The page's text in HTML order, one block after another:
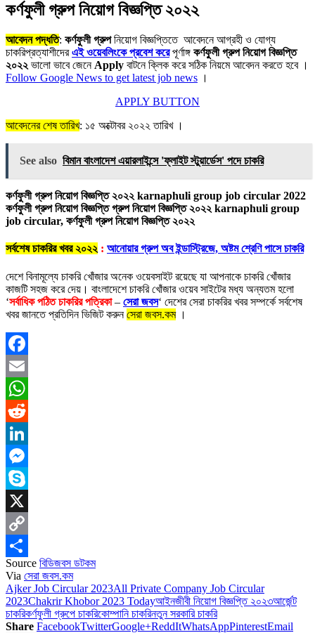
কর্ণফুলী গ্রুপ নিয়োগ বিজ্ঞপ্তি ২০২২
আবেদন পদ্ধতি: কর্ণফুলী গ্রুপনিয়োগ বিজ্ঞপ্তিতে আবেদনে আগ্রহী ও যোগ্য
চাকরিপ্রত্যাশীদেরএই ওয়েবলিংকে প্রবেশ করেপূর্ণাঙ্গ কর্ণফুলী গ্রুপনিয়োগ বিজ্ঞপ্তি
২০২২ ভালো ভাবে জেনে Apply বাটনে ক্লিক করে সঠিক নিয়মে আবেদন করতে হবে ।
Follow Google News to get latest job news ।
APPLY BUTTON
আবেদনের শেষ তারিখ: ১৫ অক্টোবর ২০২২ তারিখ ।
See also বিমান বাংলাদেশ এয়ারলাইন্সে 'ফ্লাইট স্টুয়ার্ডেস' পদে চাকরি
কর্ণফুলী গ্রুপ নিয়োগ বিজ্ঞপ্তি ২০২২ karnaphuli group job circular 2022
কর্ণফুলী গ্রুপ নিয়োগ বিজ্ঞপ্তি গ্রুপ নিয়োগ বিজ্ঞপ্তি ২০২২ karnaphuli group
job circular, কর্ণফুলী গ্রুপ নিয়োগ বিজ্ঞপ্তি ২০২২
সর্বশেষ চাকরির খবর ২০২২: আনোয়ার গ্রুপ অব ইন্ডাস্ট্রিজে, অষ্টম শ্রেণি পাসে চাকরি
দেশে বিনামূল্যে চাকরি খোঁজার অনেক ওয়েবসাইট রয়েছে যা আপনাকে চাকরি খোঁজার
কাজটি সহজ করে দেয়। বাংলাদেশে চাকরি খোঁজার ওয়েব সাইটের মধ্য অন্যতম হলো
‘সর্বাধিক পঠিত চাকরির পত্রিকা – সেরা জবস‘ দেশের সেরা চাকরির খবর সম্পর্কে সর্বশেষ
খবর জানতে প্রতিদিন ভিজিট করুনসেরা জবস.কম।
Facebook
Email
WhatsApp
Reddit
LinkedIn
Messenger
Skype
X
Copy
Link
Share
Source বিডিজবস ডটকম
Via সেরা জবস.কম
Ajker Job Circular 2023All Private Company Job Circular
2023Chakrir Khobor 2023 Todayআইনজীবী নিয়োগ বিজ্ঞপ্তি ২০২৩আর্জেন্ট
চাকরিকর্ণফুলী গ্রুপে চাকরিকোম্পানি চাকরিনতুন সরকারি চাকরি
Share FacebookTwitterGoogle+ReddItWhatsAppPinterestEmail